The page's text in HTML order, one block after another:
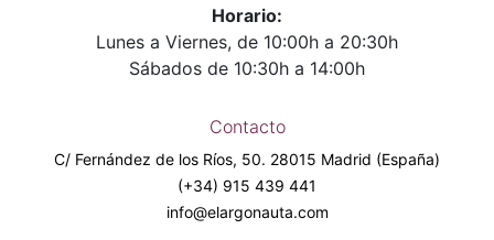
Horario:
Lunes a Viernes, de 10:00h a 20:30h
Sábados de 10:30h a 14:00h
Contacto
C/ Fernández de los Ríos, 50. 28015 Madrid (España)
(+34) 915 439 441
info@elargonauta.com